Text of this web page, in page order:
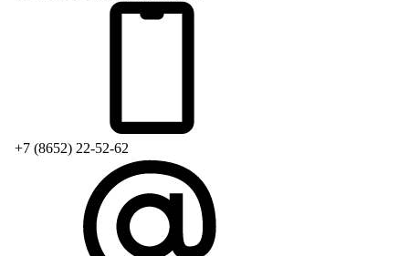
+7 (8652) 22-52-62